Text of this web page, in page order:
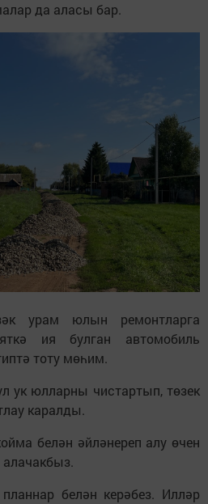
да аласы бар.
урам юлын ремонтларга
ия булган автомобиль
тоту мөһим.
ук юлларны чистартып, төзек
каралды.
белән әйләнереп алу өчен
белән керәбез. Илләр